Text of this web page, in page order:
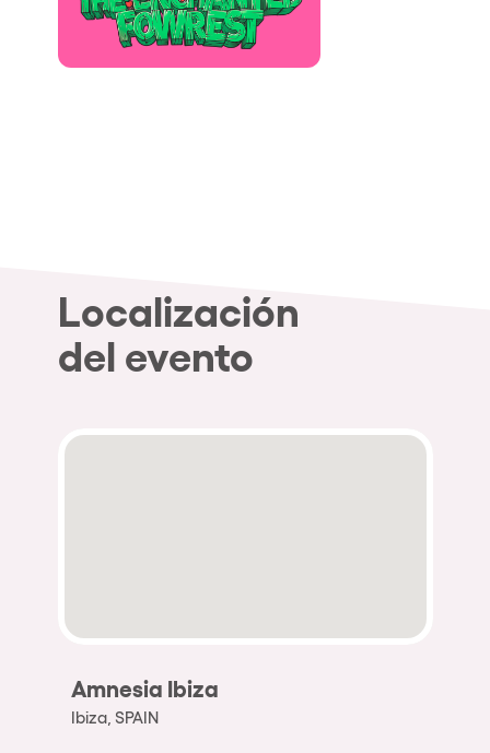
Política de Privacidad
Política de Cookies
Localización
del evento
Amnesia Ibiza
Ibiza, SPAIN